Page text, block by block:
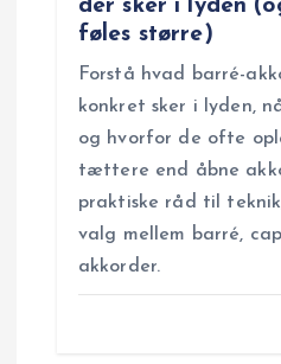
der sker i lyden
føles større)
Forstå hvad barré-
konkret sker i lyden,
og hvorfor de ofte
tættere end åbne
praktiske råd til
valg mellem barré,
akkorder.